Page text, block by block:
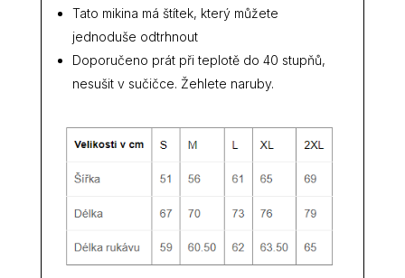
Tato mikina má štítek, který můžete
jednoduše odtrhnout
Doporučeno prát při teplotě do 40 stupňů,
nesušit v sučičce. Žehlete naruby.